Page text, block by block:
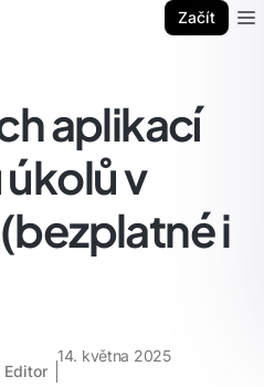
Začít
aplikací
v
i
Editor
14. května 2025